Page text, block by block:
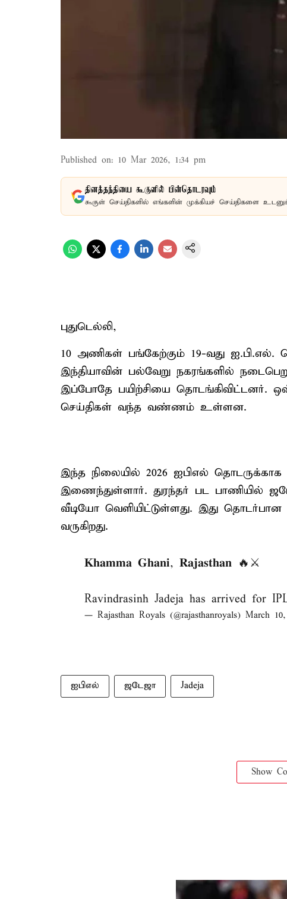
Published on: 10 Mar 2026, 1:34 pm
தினத்தந்தியை கூகுளில் பின்தொடரவும்
கூகுள் செய்திகளில் எங்களின் முக்கியச் செய்திகளை
புதுடெல்லி,
10 அணிகள் பங்கேற்கும் 19-வது ஐ.பி.எல்.
இந்தியாவின் பல்வேறு நகரங்களில்
இப்போதே பயிற்சியை தொடங்கிவிட்டனர்.
செய்திகள் வந்த வண்ணம் உள்ளன.
இந்த நிலையில் 2026 ஐபிஎல்
இணைந்துள்ளார். துரந்தர் பட பாணியில்
வீடியோ வெளியிட்டுள்ளது. இது
வருகிறது.
𝐊𝐡𝐚𝐦𝐦𝐚 𝐆𝐡𝐚𝐧𝐢, 𝐑𝐚𝐣𝐚𝐬𝐭𝐡𝐚𝐧 🔥⚔️
Ravindrasinh Jadeja has arrived for
— Rajasthan Royals (@rajasthanroyals) March 10,
ஐபிஎல் ஜடேஜா Jadeja
Show